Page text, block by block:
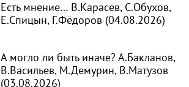
Есть мнение… В.Карасёв, С.Обухов,
Е.Спицын, Г.Фёдоров (04.08.2026)
А могло ли быть иначе? А.Бакланов,
В.Васильев, М.Демурин, В.Матузов
(03.08.2026)